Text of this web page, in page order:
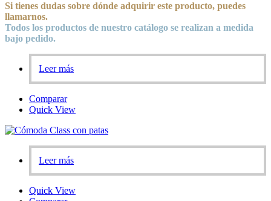
Si tienes dudas sobre dónde adquirir este producto, puedes
llamarnos.
Todos los productos de nuestro catálogo se realizan a medida
bajo pedido.
Leer más
Comparar
Quick View
Leer más
Quick View